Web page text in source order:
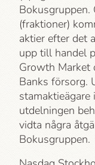
Bokusgruppen.
(fraktioner)
aktier efter det
upp till handel
Growth Market
Banks försorg.
utdelningen
vidta några
Bokusgruppen.